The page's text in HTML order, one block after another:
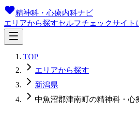
精神科・心療内科ナビ
エリアから探すセルフチェックサイト
TOP
エリアから探す
新潟県
中魚沼郡津南町の精神科・心